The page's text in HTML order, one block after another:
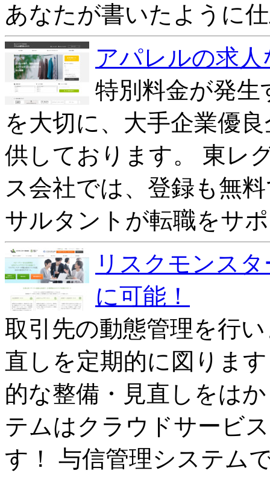
あなたが書いたように
アパレルの求
特別料金が発
を大切に、大手企業優
供しております。 東レ
ス会社では、登録も無
サルタントが転職をサ
リスクモンス
に可能！
取引先の動態管理を行
直しを定期的に図りま
的な整備・見直しをは
テムはクラウドサービ
す！ 与信管理システム